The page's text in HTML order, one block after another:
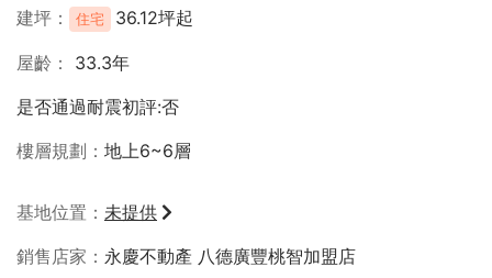
建坪
住宅 36.12坪起
屋齡
33.3年
是否通過耐震初評:否
樓層規劃
地上6~6層
基地位置
未提供
銷售店家
永慶不動產 八德廣豐桃智加盟店